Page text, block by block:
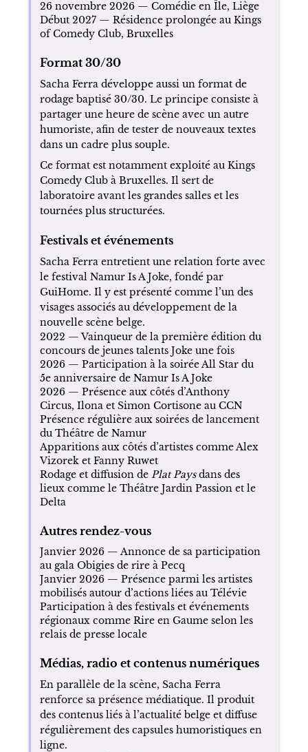
26 novembre 2026 — Comédie en Île, Liège
Début 2027 — Résidence prolongée au Kings
of Comedy Club, Bruxelles
Format 30/30
Sacha Ferra développe aussi un format de
rodage baptisé 30/30. Le principe consiste à
partager une heure de scène avec un autre
humoriste, afin de tester de nouveaux textes
dans un cadre plus souple.
Ce format est notamment exploité au Kings
Comedy Club à Bruxelles. Il sert de
laboratoire avant les grandes salles et les
tournées plus structurées.
Festivals et événements
Sacha Ferra entretient une relation forte avec
le festival Namur Is A Joke, fondé par
GuiHome. Il y est présenté comme l’un des
visages associés au développement de la
nouvelle scène belge.
2022 — Vainqueur de la première édition du
concours de jeunes talents Joke une fois
2026 — Participation à la soirée All Star du
5e anniversaire de Namur Is A Joke
2026 — Présence aux côtés d’Anthony
Circus, Ilona et Simon Cortisone au CCN
Présence régulière aux soirées de lancement
du Théâtre de Namur
Apparitions aux côtés d’artistes comme Alex
Vizorek et Fanny Ruwet
Rodage et diffusion de Plat Paysdans des
lieux comme le Théâtre Jardin Passion et le
Delta
Autres rendez-vous
Janvier 2026 — Annonce de sa participation
au gala Obigies de rire à Pecq
Janvier 2026 — Présence parmi les artistes
mobilisés autour d’actions liées au Télévie
Participation à des festivals et événements
régionaux comme Rire en Gaume selon les
relais de presse locale
Médias, radio et contenus numériques
En parallèle de la scène, Sacha Ferra
renforce sa présence médiatique. Il produit
des contenus liés à l’actualité belge et diffuse
régulièrement des capsules humoristiques en
ligne.